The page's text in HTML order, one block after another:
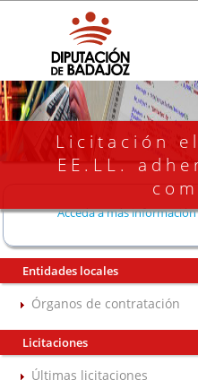
Licitación
EE.LL.
Acceda a más
Entidades locales
Órganos de contratación
Licitaciones
Últimas licitaciones